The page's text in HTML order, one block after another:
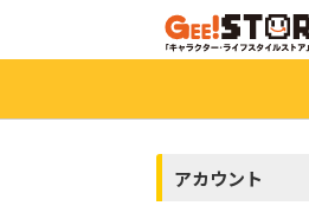
アカウント